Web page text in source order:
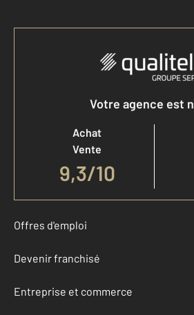
Votre agence est
Achat
Vente
9,3/10
Offres d'emploi
Devenir franchisé
Entreprise et commerce